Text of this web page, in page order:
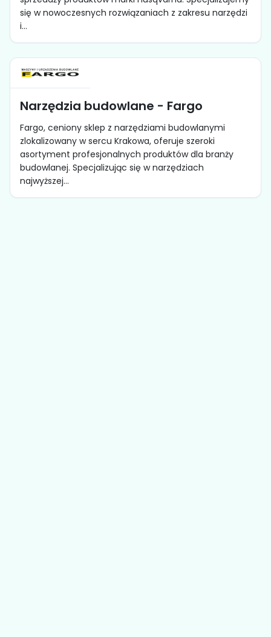
się w nowoczesnych rozwiązaniach z zakresu narzędzi
i...
Narzędzia budowlane - Fargo
Fargo, ceniony sklep z narzędziami budowlanymi
zlokalizowany w sercu Krakowa, oferuje szeroki
asortyment profesjonalnych produktów dla branży
budowlanej. Specjalizując się w narzędziach
najwyższej...